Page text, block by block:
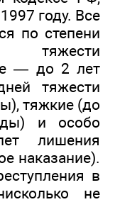
году. Все
по степени
тяжести
— до 2 лет
тяжести
тяжкие (до
и особо
лишения
наказание).
в
не